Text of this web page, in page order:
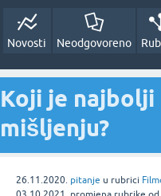
Novosti Neodgovoreno
Koji je najbolji
mišljenju?
26.11.2020. pitanje u rubrici